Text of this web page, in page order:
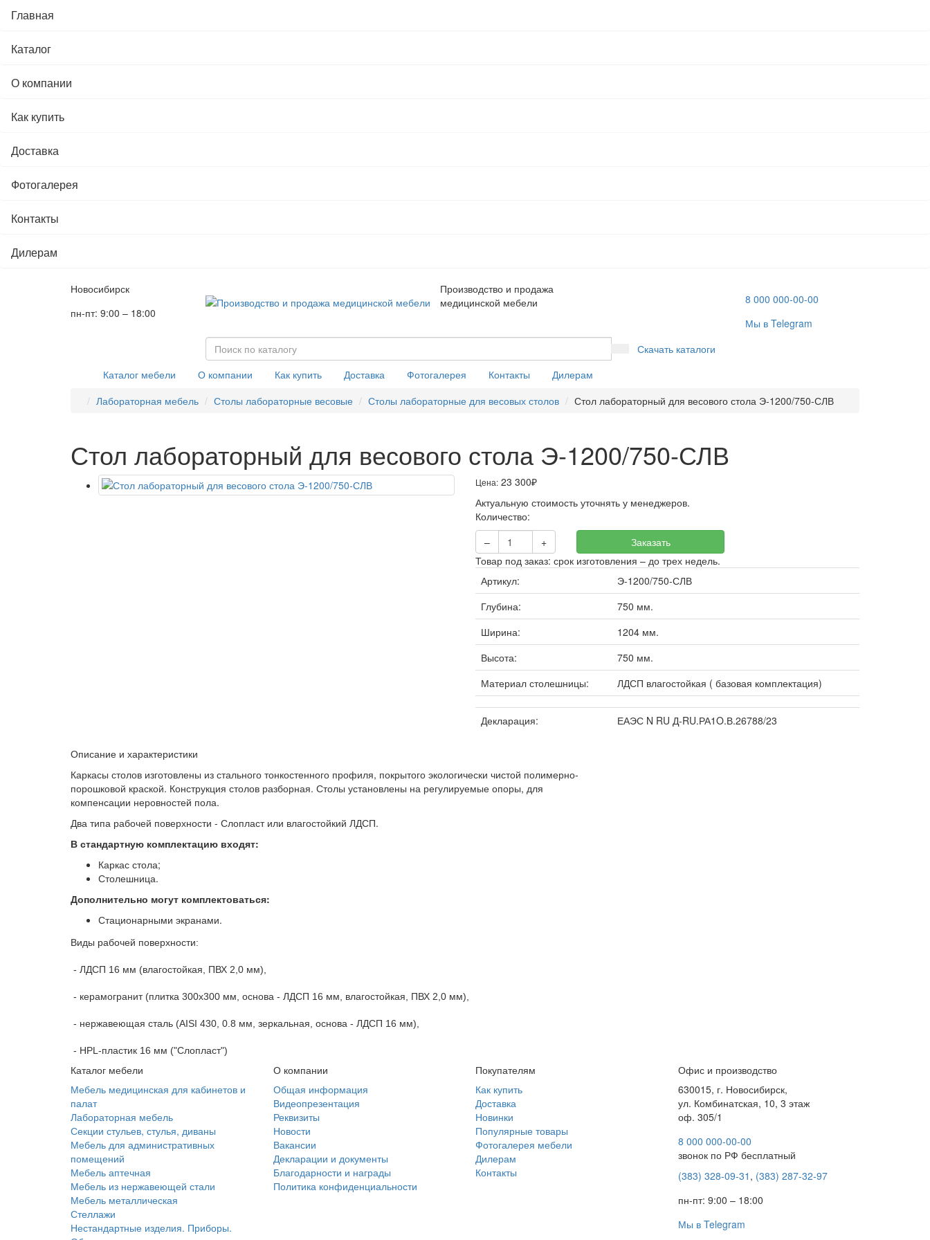
Главная
Каталог
О компании
Как купить
Доставка
Фотогалерея
Контакты
Дилерам
Новосибирск
пн-пт: 9:00 – 18:00
8 000 000-00-00
Мы в Telegram
Производство и продажа
медицинской мебели
Скачать каталоги
Каталог мебели
О компании Как купить Доставка Фотогалерея Контакты
Дилерам
Лабораторная мебель
Столы лабораторные весовые Столы лабораторные для весовых столов Стол лабораторный для весового стола Э-1200/750-СЛВ
Стол лабораторный для весового стола Э-1200/750-СЛВ
Цена: 23 300₽
Актуальную стоимость уточнять у менеджеров.
Количество:
–
+
Заказать
Товар под заказ: срок изготовления – до трех недель.
Артикул:
Э-1200/750-СЛВ
Глубина:
750 мм.
Ширина:
1204 мм.
Высота:
750 мм.
Материал столешницы:
ЛДСП влагостойкая ( базовая комплектация)
Декларация: ЕАЭС N RU Д-RU.РА1O.В.26788/23
Описание и характеристики
Каркасы столов изготовлены из стального тонкостенного профиля, покрытого экологически чистой полимерно-
порошковой краской. Конструкция столов разборная. Столы установлены на регулируемые опоры, для
компенсации неровностей пола.
Два типа рабочей поверхности - Слопласт или влагостойкий ЛДСП.
В стандартную комплектацию входят:
Каркас стола;
Столешница.
Дополнительно могут комплектоваться:
Стационарными экранами.
Виды рабочей поверхности:
- ЛДСП 16 мм (влагостойкая, ПВХ 2,0 мм),
- керамогранит (плитка 300х300 мм, основа - ЛДСП 16 мм, влагостойкая, ПВХ 2,0 мм),
- нержавеющая сталь (AISI 430, 0.8 мм, зеркальная, основа - ЛДСП 16 мм),
- HPL-пластик 16 мм ("Слопласт")
Каталог мебели
Мебель медицинская для кабинетов и
палат
Лабораторная мебель
Секции стульев, стулья, диваны
Мебель для административных
помещений
Мебель аптечная
Мебель из нержавеющей стали
Мебель металлическая
Стеллажи
Нестандартные изделия. Приборы.
О компании
Общая информация
Видеопрезентация
Реквизиты
Новости
Вакансии
Декларации и документы
Благодарности и награды
Политика конфиденциальности
Покупателям
Как купить
Доставка
Новинки
Популярные товары
Фотогалерея мебели
Дилерам
Контакты
Офис и производство
630015, г. Новосибирск,
ул. Комбинатская, 10, 3 этаж
оф. 305/1
8 000 000-00-00
звонок по РФ бесплатный
(383) 328-09-31 , (383) 287-32-97
пн-пт: 9:00 – 18:00
Мы в Telegram